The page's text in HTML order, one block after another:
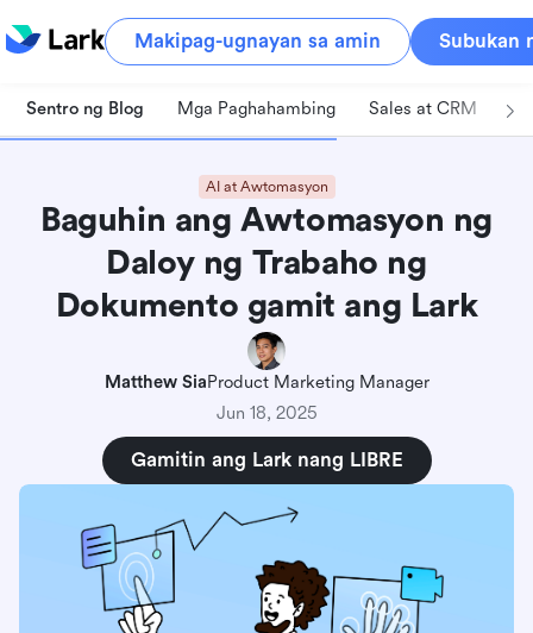
Makipag-ugnayan sa amin Subukan
Sentro ng Blog Mga Paghahambing Sales at CRM
AI at Awtomasyon
Baguhin ang Awtomasyon ng
Daloy ng Trabaho ng
Dokumento gamit ang Lark
Matthew SiaProduct Marketing Manager
Jun 18, 2025
Gamitin ang Lark nang LIBRE